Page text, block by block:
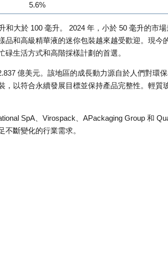
5.6%
大於 100 毫升。 2024 年，小於 50 毫升的市
和高級精華液的迷你包裝越來越受歡迎。現今
生活方式和高階採樣計劃的首選。
億美元。該地區的成長動力源自於人們對環
，以符合永續發展目標並保持產品完整性。輕質
SpA、Virospack、APackaging Group 和
斷變化的行業需求。